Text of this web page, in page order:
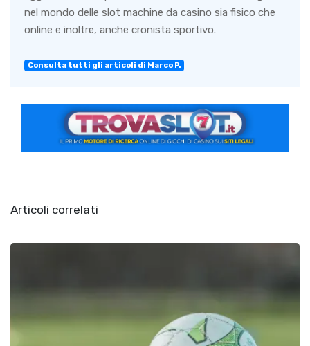
nel mondo delle slot machine da casino sia fisico che
online e inoltre, anche cronista sportivo.
Consulta tutti gli articoli di Marco P.
Articoli correlati